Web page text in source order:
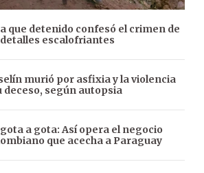
que detenido confesó el crimen de
detalles escalofriantes
murió por asfixia y la violencia
deceso, según autopsia
a gota: Así opera el negocio
que acecha a Paraguay